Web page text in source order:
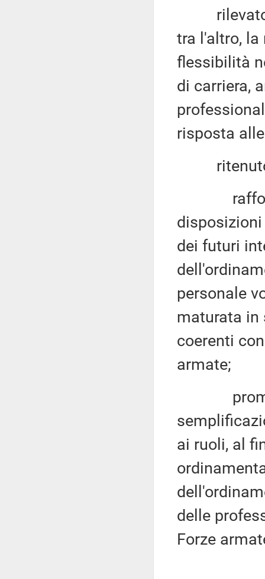
rilevato
tra l'altro, la
flessibilità
di carriera,
risposta
ritenuto
dei futuri
personale
maturata in
coerenti
armate;
ai ruoli, al
delle
Forze